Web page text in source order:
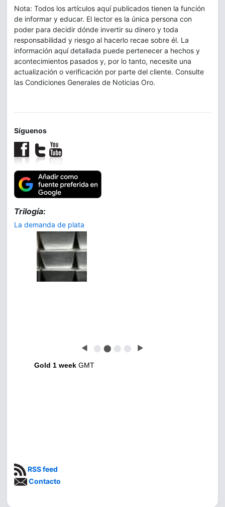
Nota: Todos los artículos aquí publicados tienen la función
de informar y educar. El lector es la única persona con
poder para decidir dónde invertir su dinero y toda
responsabilidad y riesgo al hacerlo recae sobre él. La
información aquí detallada puede pertenecer a hechos y
acontecimientos pasados y, por lo tanto, necesite una
actualización o verificación por parte del cliente. Consulte
las Condiciones Generales de Noticias Oro.
Síguenos
Trilogía:
La demanda de plata
◀ ⬤ ⬤ ⬤ ⬤ ▶
Gold 1 week GMT
RSS feed
Contacto